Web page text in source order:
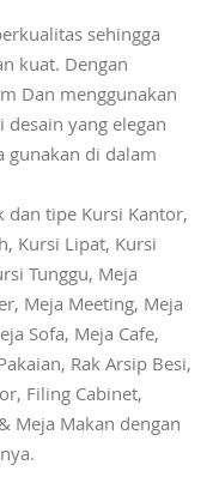
sehingga
kuat. Dengan
Dan menggunakan
yang elegan
gunakan di dalam
tipe Kursi Kantor,
Kursi Lipat, Kursi
Tunggu, Meja
Meja Meeting, Meja
Sofa, Meja Cafe,
Rak Arsip Besi,
Filing Cabinet,
Meja Makan dengan